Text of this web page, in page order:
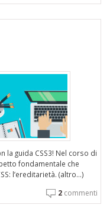
la guida CSS3! Nel corso di
fondamentale che
l’ereditarietà. (altro…)
2 commenti